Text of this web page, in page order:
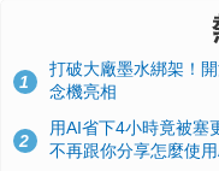
1
打破大廠墨水綁架！
念機亮相
2
用AI省下4小時竟被塞
不再跟你分享怎麼使